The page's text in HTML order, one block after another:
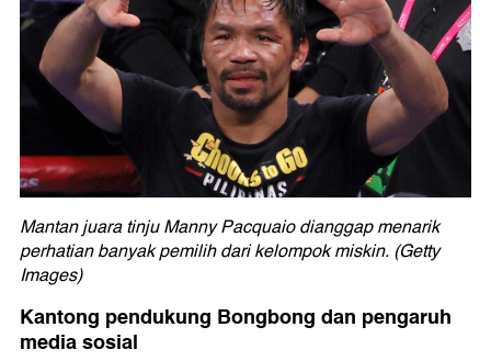
Mantan juara tinju Manny Pacquaio dianggap menarik
perhatian banyak pemilih dari kelompok miskin. (Getty
Images)
Kantong pendukung Bongbong dan pengaruh
media sosial